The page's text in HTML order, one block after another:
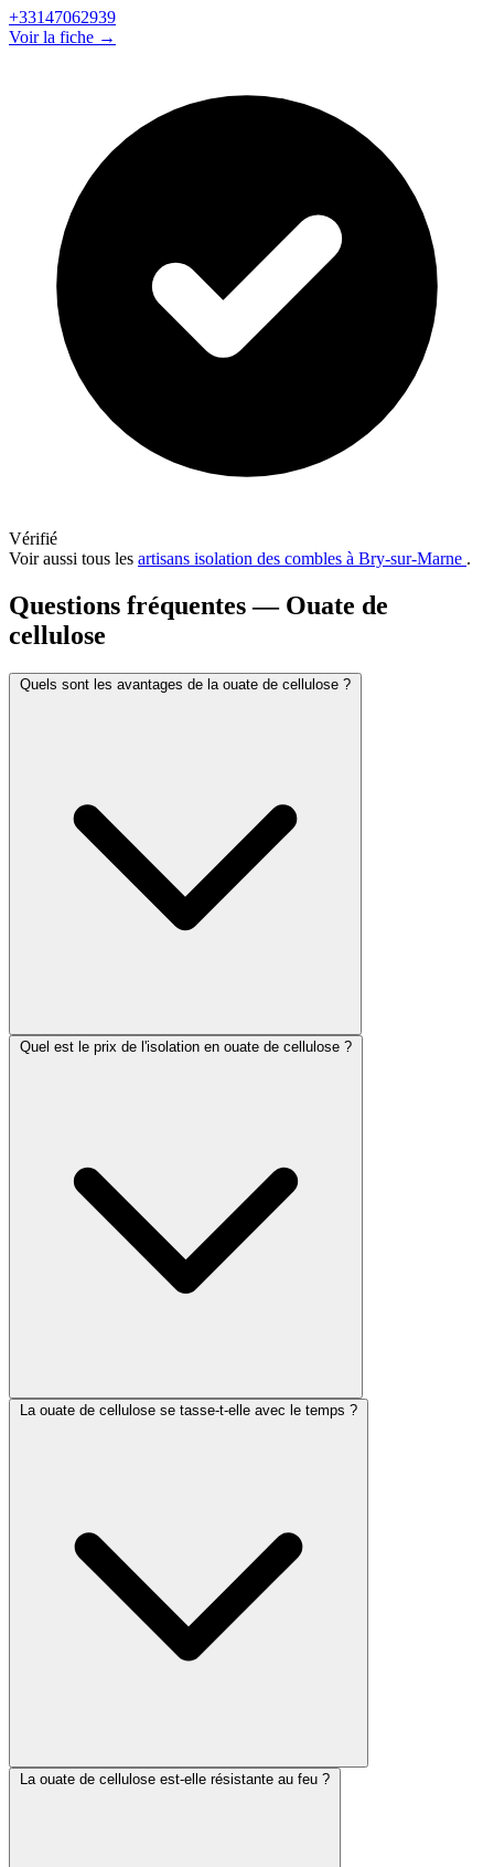
+33147062939
Voir la fiche →
Vérifié
Voir aussi tous les artisans isolation des combles à Bry-sur-Marne .
Questions fréquentes — Ouate de
cellulose
Quels sont les avantages de la ouate de cellulose ?
Quel est le prix de l'isolation en ouate de cellulose ?
La ouate de cellulose se tasse-t-elle avec le temps ?
La ouate de cellulose est-elle résistante au feu ?